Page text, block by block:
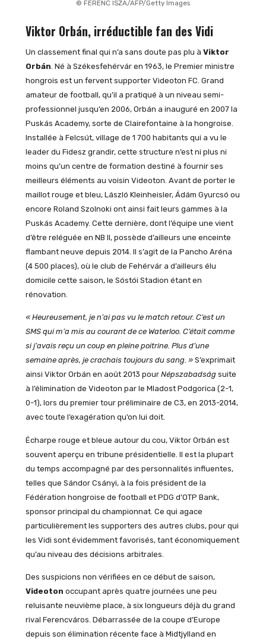
© FERENC ISZA/AFP/Getty Images
Viktor Orbán, irréductible fan des Vidi
Un classement final qui n’a sans doute pas plu à Viktor
Orbán. Né à Székesfehérvár en 1963, le Premier ministre
hongrois est un fervent supporter Videoton FC. Grand
amateur de football, qu’il a pratiqué à un niveau semi-
professionnel jusqu’en 2006, Orbán a inauguré en 2007 la
Puskás Academy, sorte de Clairefontaine à la hongroise.
Installée à Felcsút, village de 1 700 habitants qui a vu le
leader du Fidesz grandir, cette structure n’est ni plus ni
moins qu’un centre de formation destiné à fournir ses
meilleurs éléments au voisin Videoton. Avant de porter le
maillot rouge et bleu, László Kleinheisler, Ádám Gyurcsó ou
encore Roland Szolnoki ont ainsi fait leurs gammes à la
Puskás Academy. Cette dernière, dont l’équipe une vient
d’être reléguée en NB II, possède d’ailleurs une enceinte
flambant neuve depuis 2014. Il s’agit de la Pancho Aréna
(4 500 places), où le club de Fehérvár a d’ailleurs élu
domicile cette saison, le Sóstói Stadion étant en
rénovation.
« Heureusement, je n’ai pas vu le match retour. C’est un
SMS qui m’a mis au courant de ce Waterloo. C’était comme
si j’avais reçu un coup en pleine poitrine. Plus d’une
semaine après, je crachais toujours du sang. » S’exprimait
ainsi Viktor Orbán en août 2013 pour Népszabadságsuite
à l’élimination de Videoton par le Mladost Podgorica (2-1,
0-1), lors du premier tour préliminaire de C3, en 2013-2014,
avec toute l’exagération qu’on lui doit.
Écharpe rouge et bleue autour du cou, Viktor Orbán est
souvent aperçu en tribune présidentielle. Il est la plupart
du temps accompagné par des personnalités influentes,
telles que Sándor Csányi, à la fois président de la
Fédération hongroise de football et PDG d’OTP Bank,
sponsor principal du championnat. Ce qui agace
particulièrement les supporters des autres clubs, pour qui
les Vidi sont évidemment favorisés, tant économiquement
qu’au niveau des décisions arbitrales.
Des suspicions non vérifiées en ce début de saison,
Videoton occupant après quatre journées une peu
reluisante neuvième place, à six longueurs déjà du grand
rival Ferencváros. Débarrassée de la coupe d’Europe
depuis son élimination récente face à Midtjylland en